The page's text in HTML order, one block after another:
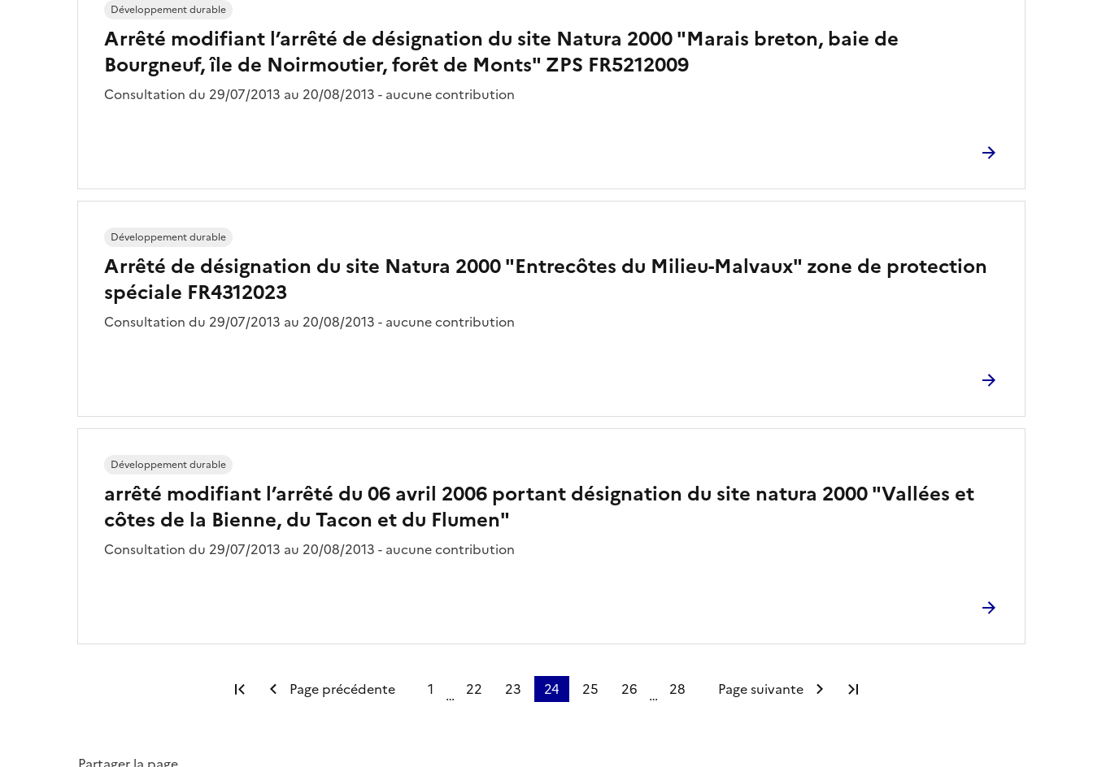
Arrêté modifiant l’arrêté de désignation du site Natura 2000 "Marais breton, baie de
Bourgneuf, île de Noirmoutier, forêt de Monts" ZPS FR5212009
Consultation du 29/07/2013 au 20/08/2013 - aucune contribution
Développement durable
Arrêté de désignation du site Natura 2000 "Entrecôtes du Milieu-Malvaux" zone de protection
spéciale FR4312023
Consultation du 29/07/2013 au 20/08/2013 - aucune contribution
Développement durable
arrêté modifiant l’arrêté du 06 avril 2006 portant désignation du site natura 2000 "Vallées et
côtes de la Bienne, du Tacon et du Flumen"
Consultation du 29/07/2013 au 20/08/2013 - aucune contribution
Développement durable
Première page
Page précédente 1 … 22 23 24 25 26 … 28 Page suivante